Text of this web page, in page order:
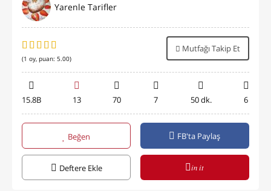
Yarenle Tarifler
(1 oy, puan: 5.00)
Mutfağı Takip Et
15.8B 13 70 7 50 dk. 6
Beğen FB'ta Paylaş
Deftere Ekle in it